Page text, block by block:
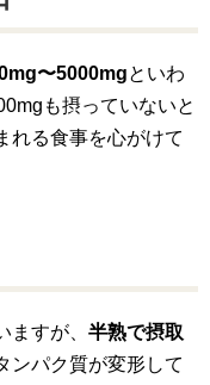
〜5000mgといわ
も摂っていないと
れる食事を心がけて
すが、 半熟で摂取
ンパク質が変形して